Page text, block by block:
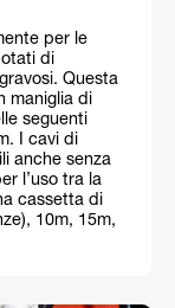
per le
di
Questa
maniglia di
seguenti
I cavi di
anche senza
l’uso tra la
cassetta di
10m, 15m,